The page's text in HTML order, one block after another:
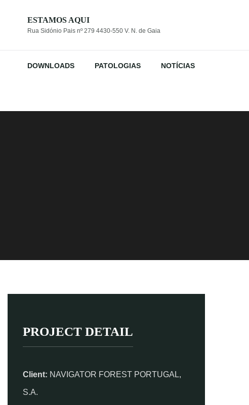
ESTAMOS AQUI
Rua Sidónio Pais nº 279 4430-550 V. N. de Gaia
DOWNLOADS PATOLOGIAS NOTÍCIAS
PROJECT DETAIL
Client: NAVIGATOR FOREST PORTUGAL,
S.A.